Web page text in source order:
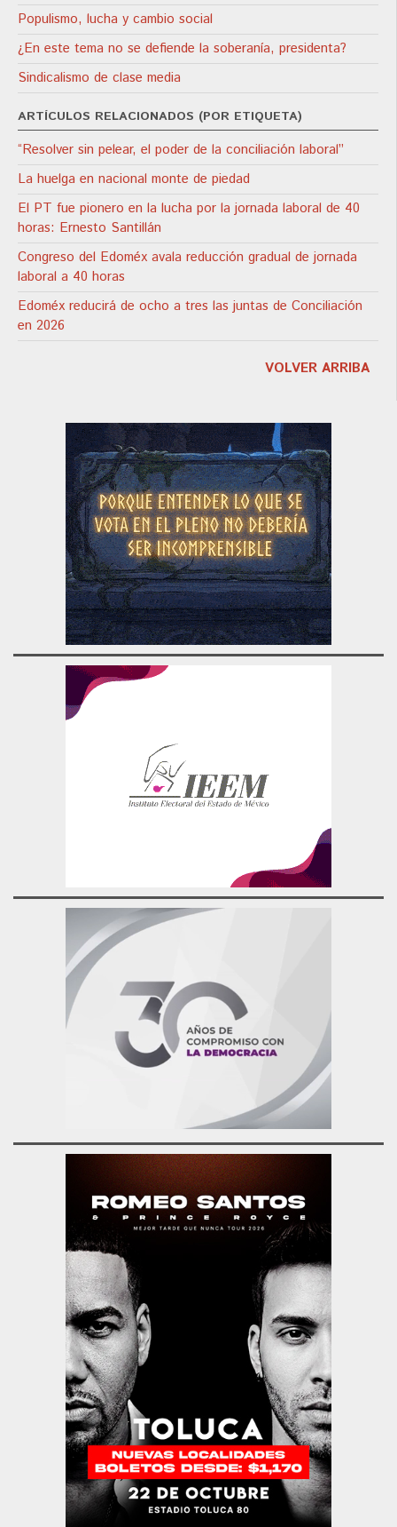
Populismo, lucha y cambio social
¿En este tema no se defiende la soberanía, presidenta?
Sindicalismo de clase media
ARTÍCULOS RELACIONADOS (POR ETIQUETA)
“Resolver sin pelear, el poder de la conciliación laboral”
La huelga en nacional monte de piedad
El PT fue pionero en la lucha por la jornada laboral de 40
horas: Ernesto Santillán
Congreso del Edoméx avala reducción gradual de jornada
laboral a 40 horas
Edoméx reducirá de ocho a tres las juntas de Conciliación
en 2026
VOLVER ARRIBA